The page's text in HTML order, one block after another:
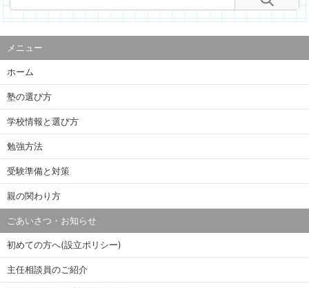
メニュー
ホーム
塾の選び方
学校情報と選び方
勉強方法
受験準備と対策
親の関わり方
ごあいさつ・お知らせ
初めての方へ(設立ポリシー)
主任相談員のご紹介